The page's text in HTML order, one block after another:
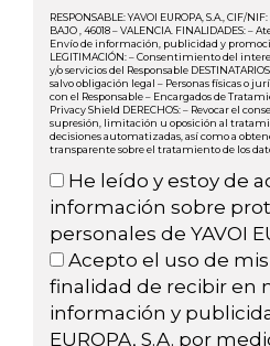
RESPONSABLE: YAVOI EUROPA, S.A., CIF/
BAJO , 46018 – VALENCIA. FINALIDADES:
Envío de información, publicidad y
LEGITIMACIÓN: – Consentimiento del
y/o servicios del Responsable
salvo obligación legal – Personas físicas o
con el Responsable – Encargados de
Privacy Shield DERECHOS: – Revocar el
supresión, limitación u oposición al
decisiones automatizadas, así como a
transparente sobre el tratamiento de los
He leído y estoy de
información sobre
personales de YAVOI
Acepto el uso de
finalidad de recibir en
información y
EUROPA, S.A. por